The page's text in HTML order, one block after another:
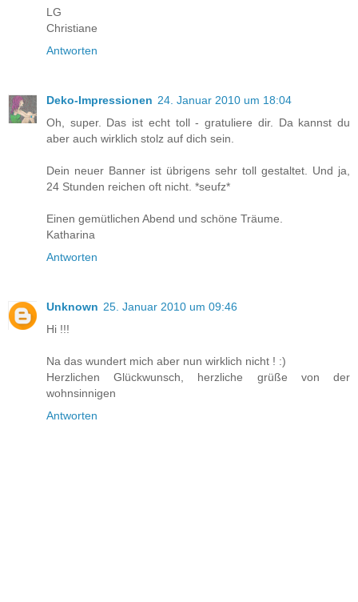
LG
Christiane
Antworten
Deko-Impressionen 24. Januar 2010 um 18:04
Oh, super. Das ist echt toll - gratuliere dir. Da kannst du
aber auch wirklich stolz auf dich sein.
Dein neuer Banner ist übrigens sehr toll gestaltet. Und ja,
24 Stunden reichen oft nicht. *seufz*
Einen gemütlichen Abend und schöne Träume.
Katharina
Antworten
Unknown 25. Januar 2010 um 09:46
Hi !!!
Na das wundert mich aber nun wirklich nicht ! :)
Herzlichen Glückwunsch, herzliche grüße von der
wohnsinnigen
Antworten